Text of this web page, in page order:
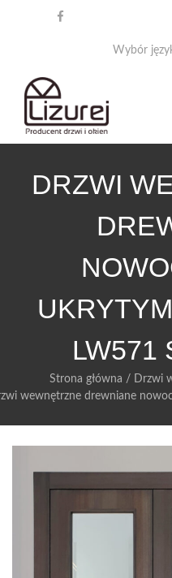
Wybór
DRZWI
LW571
Strona główna / Drzwi
wewnętrzne drewniane